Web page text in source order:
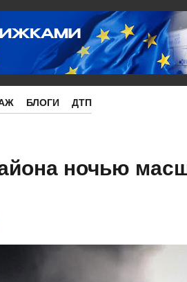
БЛОГИ ДТП
ночью